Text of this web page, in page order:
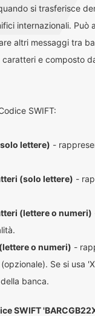
si trasferisce
internazionali. Può
altri messaggi tra
caratteri e composto
SWIFT:
lettere) -
(solo lettere) -
(lettere o numeri)
o numeri) -
Se si usa
banca.
SWIFT